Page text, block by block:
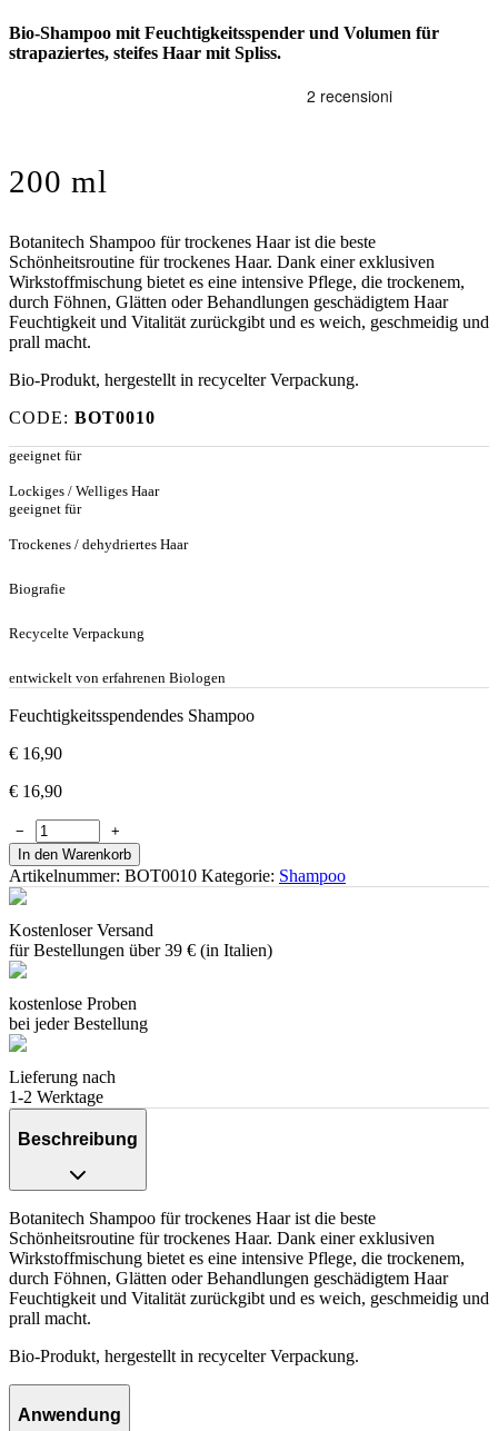
Bio-Shampoo mit Feuchtigkeitsspender und Volumen für
strapaziertes, steifes Haar mit Spliss.
200 ml
Botanitech Shampoo für trockenes Haar ist die beste
Schönheitsroutine für trockenes Haar. Dank einer exklusiven
Wirkstoffmischung bietet es eine intensive Pflege, die trockenem,
durch Föhnen, Glätten oder Behandlungen geschädigtem Haar
Feuchtigkeit und Vitalität zurückgibt und es weich, geschmeidig und
prall macht.
Bio-Produkt, hergestellt in recycelter Verpackung.
CODE: BOT0010
geeignet für
Lockiges / Welliges Haar
geeignet für
Trockenes / dehydriertes Haar
Biografie
Recycelte Verpackung
entwickelt von erfahrenen Biologen
Feuchtigkeitsspendendes Shampoo
€ 16,90
€ 16,90
−
+
In den Warenkorb
Artikelnummer: BOT0010 Kategorie: Shampoo
Kostenloser Versand
für Bestellungen über 39 € (in Italien)
kostenlose Proben
bei jeder Bestellung
Lieferung nach
1-2 Werktage
Beschreibung
Botanitech Shampoo für trockenes Haar ist die beste
Schönheitsroutine für trockenes Haar. Dank einer exklusiven
Wirkstoffmischung bietet es eine intensive Pflege, die trockenem,
durch Föhnen, Glätten oder Behandlungen geschädigtem Haar
Feuchtigkeit und Vitalität zurückgibt und es weich, geschmeidig und
prall macht.
Bio-Produkt, hergestellt in recycelter Verpackung.
Anwendung